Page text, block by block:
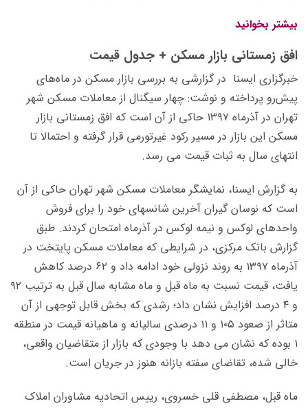
بیشتر بخوانید
افق زمستانی بازار مسکن + جدول قیمت
خبرگزاری ایسنا در گزارشی به بررسی بازار مسکن در ماه‌های
پیش‌رو پرداخته و نوشت: چهار سیگنال از معاملات مسکن شهر
تهران در آذرماه ۱۳۹۷ حاکی از آن است که افق زمستانی بازار
مسکن این بازار در مسیر رکود غیرتورمی قرار گرفته و احتمالا تا
انتهای سال به ثبات قیمت می رسد.
به گزارش ایسنا، نمایشگر معاملات مسکن شهر تهران حاکی از آن
است که نوسان گیران آخرین شانسهای خود را برای فروش
واحدهای لوکس و نیمه لوکس در آذرماه امتحان کردند. طبق
گزارش بانک مرکزی، در شرایطی که معاملات مسکن پایتخت در
آذرماه ۱۳۹۷ به روند نزولی خود ادامه داد و ۶۲ درصد کاهش
یافت، قیمت نسبت به ماه قبل و ماه مشابه سال قبل به ترتیب ۹۲
و ۴ درصد افزایش نشان داد؛ رشدی که بخش قابل توجهی از آن
متاثر از صعود ۱۰۵ و ۱۱ درصدی سالیانه و ماهیانه قیمت در منطقه
۱ بوده که نشان می دهد با وجودی که بازار از متقاضیان واقعی،
خالی شده، تقاضای سفته بازانه هنوز در جریان است.
ماه قبل، مصطفی قلی خسروی، رییس اتحادیه مشاوران املاک